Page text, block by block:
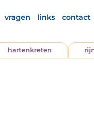
vragen links contact
hartenkreten